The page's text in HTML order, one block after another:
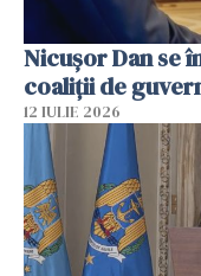
Nicuşor Dan se
coaliţii de
12 IULIE 2026